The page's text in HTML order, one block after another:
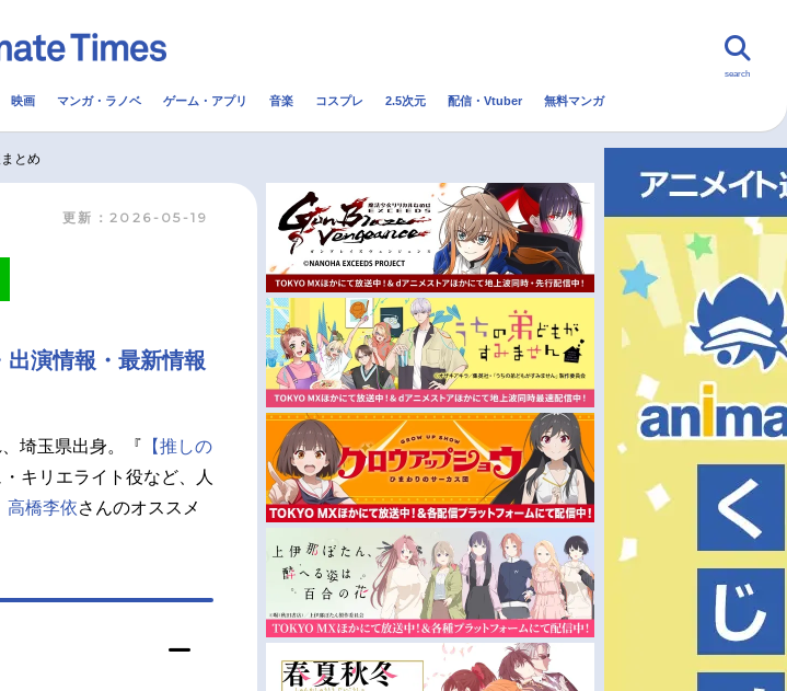
2.5次元 配信・Vtuber トレンド 無料マンガ
声優一覧
今期アニメ曜日別一覧
夏アニメ
秋アニメ
冬アニメ
search
映画 マンガ・ラノベ ゲーム・アプリ 音楽 コスプレ 2.5次元 配信・Vtuber 無料マンガ
とめ
更新：2026-05-19
演情報・最新情報
埼玉県出身。『 【推しの
・キリエライト役など、人
高橋李依さんのオススメ